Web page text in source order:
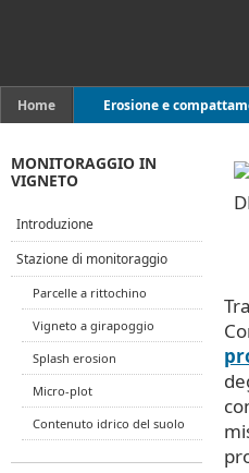
Home Erosione e
MONITORAGGIO IN
VIGNETO
Introduzione
Stazione di monitoraggio
Parcelle a rittochino
Vigneto a girapoggio
Splash erosion
Micro-plot
Contenuto idrico del suolo